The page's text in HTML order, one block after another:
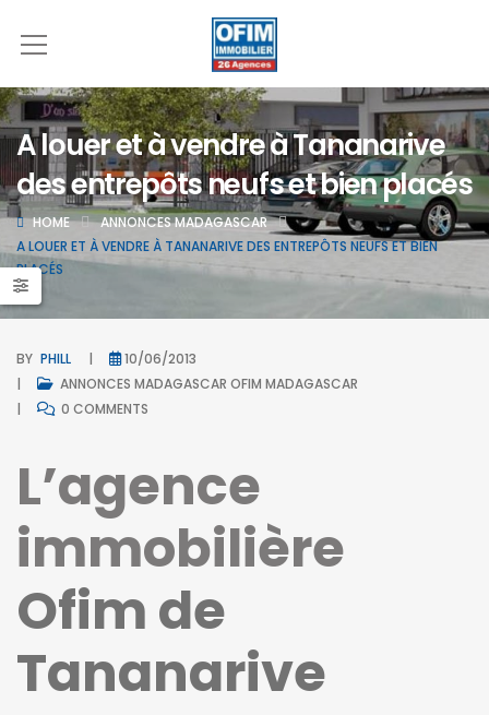
A louer et à vendre à Tananarive
des entrepôts neufs et bien placés
HOME
ANNONCES MADAGASCAR
A LOUER ET À VENDRE À TANANARIVE DES ENTREPÔTS NEUFS ET BIEN
PLACÉS
BY PHILL
10/06/2013
ANNONCES MADAGASCAR OFIM MADAGASCAR
0 COMMENTS
L’agence
immobilière
Ofim de
Tananarive